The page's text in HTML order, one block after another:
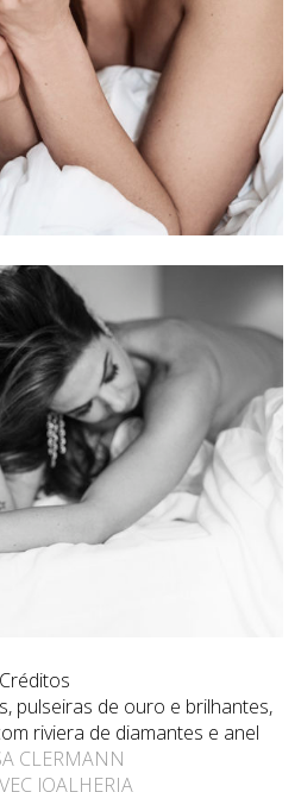
Créditos
pulseiras de ouro e brilhantes,
riviera de diamantes e anel
CLERMANN
JOALHERIA